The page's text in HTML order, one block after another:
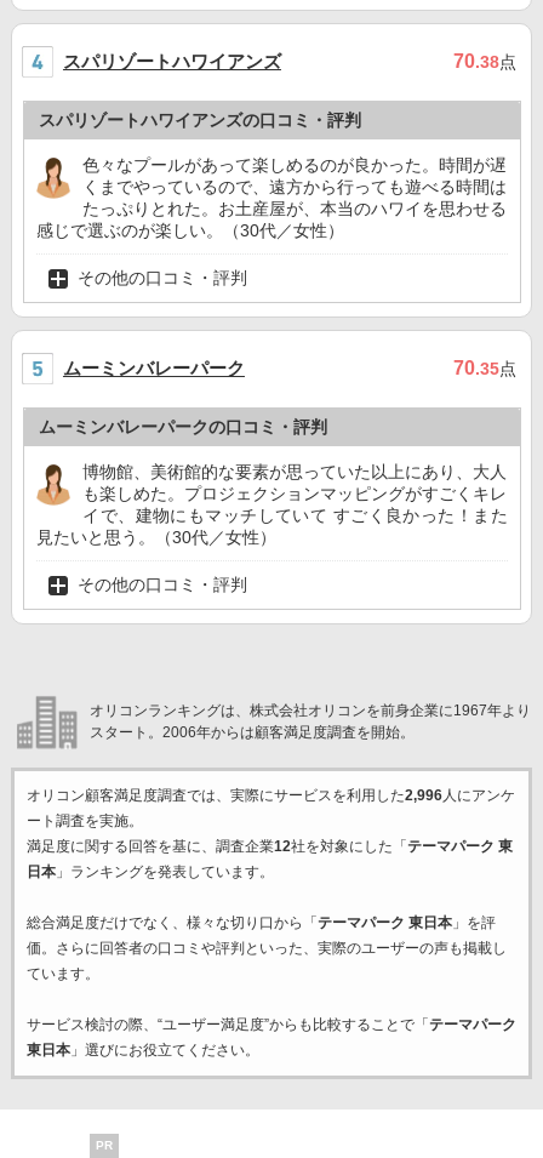
スパリゾートハワイアンズ 70.38点
スパリゾートハワイアンズの口コミ・評判
色々なプールがあって楽しめるのが良かった。時間が遅
くまでやっているので、遠方から行っても遊べる時間は
たっぷりとれた。お土産屋が、本当のハワイを思わせる
感じで選ぶのが楽しい。（30代／女性）
その他の口コミ・評判
ムーミンバレーパーク 70.35点
ムーミンバレーパークの口コミ・評判
博物館、美術館的な要素が思っていた以上にあり、大人
も楽しめた。プロジェクションマッピングがすごくキレ
イで、建物にもマッチしていて すごく良かった！また
見たいと思う。（30代／女性）
その他の口コミ・評判
オリコンランキングは、株式会社オリコンを前身企業に1967年より
スタート。2006年からは顧客満足度調査を開始。
オリコン顧客満足度調査では、実際にサービスを利用した2,996人にアンケ
ート調査を実施。
満足度に関する回答を基に、調査企業12社を対象にした「 テーマパーク 東
日本」ランキングを発表しています。
総合満足度だけでなく、様々な切り口から「 テーマパーク 東日本」を評
価。さらに回答者の口コミや評判といった、実際のユーザーの声も掲載し
ています。
サービス検討の際、“ユーザー満足度”からも比較することで「 テーマパーク
東日本」選びにお役立てください。
PR